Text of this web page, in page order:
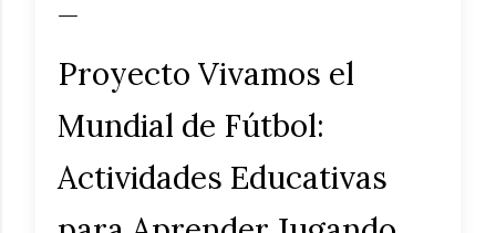
Proyecto Vivamos el
Mundial de Fútbol:
Actividades Educativas